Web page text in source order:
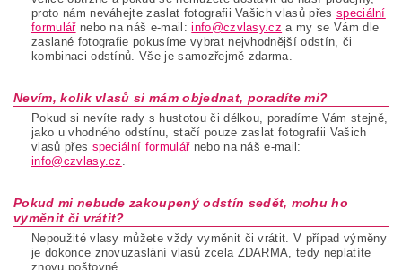
proto nám neváhejte zaslat fotografii Vašich vlasů přes speciální
formulářnebo na náš e-mail:info@czvlasy.cz a my se Vám dle
zaslané fotografie pokusíme vybrat nejvhodnější odstín, či
kombinaci odstínů. Vše je samozřejmě zdarma.
Nevím, kolik vlasů si mám objednat, poradíte mi?
Pokud si nevíte rady s hustotou či délkou, poradíme Vám stejně,
jako u vhodného odstínu, stačí pouze zaslat fotografii Vašich
vlasů přes speciální formulářnebo na náš e-mail:
info@czvlasy.cz .
Pokud mi nebude zakoupený odstín sedět, mohu ho
vyměnit či vrátit?
Nepoužité vlasy můžete vždy vyměnit či vrátit. V případ výměny
je dokonce znovuzaslání vlasů zcela ZDARMA, tedy neplatíte
znovu poštovné.